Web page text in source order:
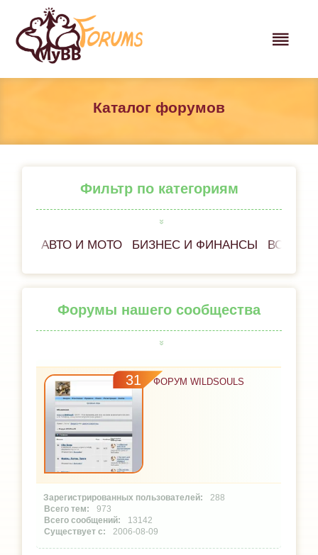
Каталог форумов
Фильтр по категориям
АВТО И МОТО БИЗНЕС И ФИНАНСЫ ВСЁ
Форумы нашего сообщества
31 ФОРУМ WILDSOULS
288
973
13142
2006-08-09